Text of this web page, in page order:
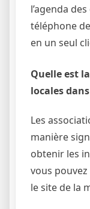
l’agenda
téléphone
en un seul
Quelle est
locales
Les
manière
obtenir les
vous
le site de la